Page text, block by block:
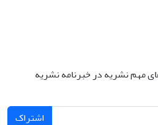
مهم نشریه در خبرنامه نشریه
اشتراک